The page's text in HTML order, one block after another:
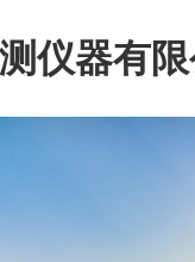
仪器有